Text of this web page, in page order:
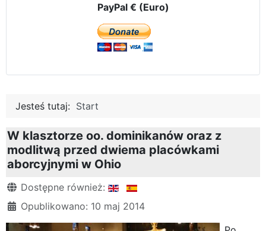
PayPal € (Euro)
Jesteś tutaj: Start
W klasztorze oo. dominikanów oraz z
modlitwą przed dwiema placówkami
aborcyjnymi w Ohio
Szczegóły
Dostępne również:
Opublikowano: 10 maj 2014